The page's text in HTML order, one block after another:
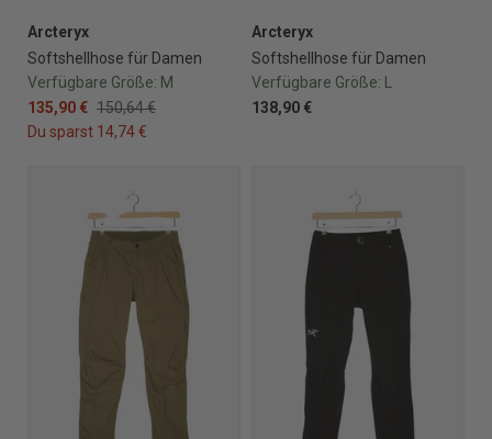
Arcteryx
Softshellhose für Damen
Verfügbare Größe: M
135,90 € 150,64 €
Du sparst 14,74 €
Arcteryx
Softshellhose für Damen
Verfügbare Größe:
138,90 €